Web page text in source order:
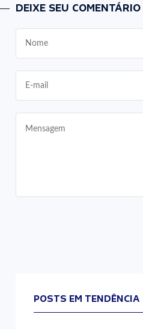
DEIXE SEU COMENTÁRIO
POSTS EM TENDÊNCIA